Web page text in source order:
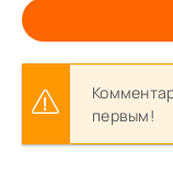
первым!